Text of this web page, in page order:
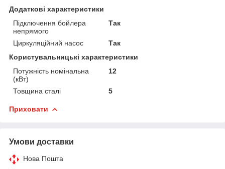
Додаткові характеристики
Підключення бойлера
непрямого
Так
Циркуляційний насос
Так
Користувальницькі характеристики
Потужність номінальна
(кВт)
12
Товщина сталі 5
Приховати
Умови доставки
Нова Пошта